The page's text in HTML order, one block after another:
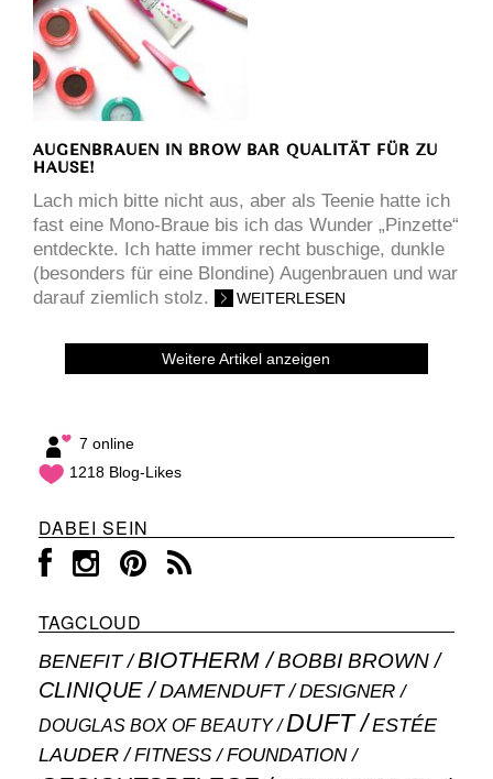
AUGENBRAUEN IN BROW BAR QUALITÄT FÜR ZU
HAUSE!
Lach mich bitte nicht aus, aber als Teenie hatte ich
fast eine Mono-Braue bis ich das Wunder „Pinzette“
entdeckte. Ich hatte immer recht buschige, dunkle
(besonders für eine Blondine) Augenbrauen und war
darauf ziemlich stolz.
WEITERLESEN
Weitere Artikel anzeigen
7 online
1218 Blog-Likes
DABEI SEIN
TAGCLOUD
BENEFIT BIOTHERM BOBBI BROWN
CLINIQUE DAMENDUFT DESIGNER
DOUGLAS BOX OF BEAUTY DUFT
ESTÉE
LAUDER
FITNESS FOUNDATION